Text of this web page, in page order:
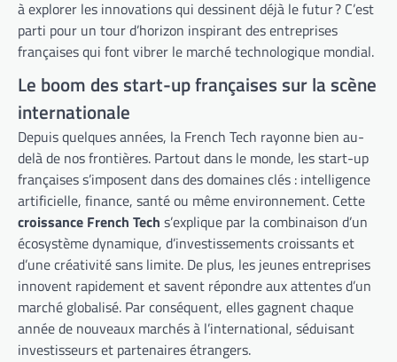
à explorer les innovations qui dessinent déjà le futur ? C’est
parti pour un tour d’horizon inspirant des entreprises
françaises qui font vibrer le marché technologique mondial.
Le boom des start-up françaises sur la scène
internationale
Depuis quelques années, la French Tech rayonne bien au-
delà de nos frontières. Partout dans le monde, les start-up
françaises s’imposent dans des domaines clés : intelligence
artificielle, finance, santé ou même environnement. Cette
croissance French Tech s’explique par la combinaison d’un
écosystème dynamique, d’investissements croissants et
d’une créativité sans limite. De plus, les jeunes entreprises
innovent rapidement et savent répondre aux attentes d’un
marché globalisé. Par conséquent, elles gagnent chaque
année de nouveaux marchés à l’international, séduisant
investisseurs et partenaires étrangers.